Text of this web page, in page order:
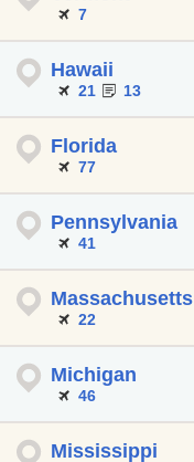
7
Hawaii
21 13
Florida
77
Pennsylvania
41
Massachusetts
22
Michigan
46
Mississippi